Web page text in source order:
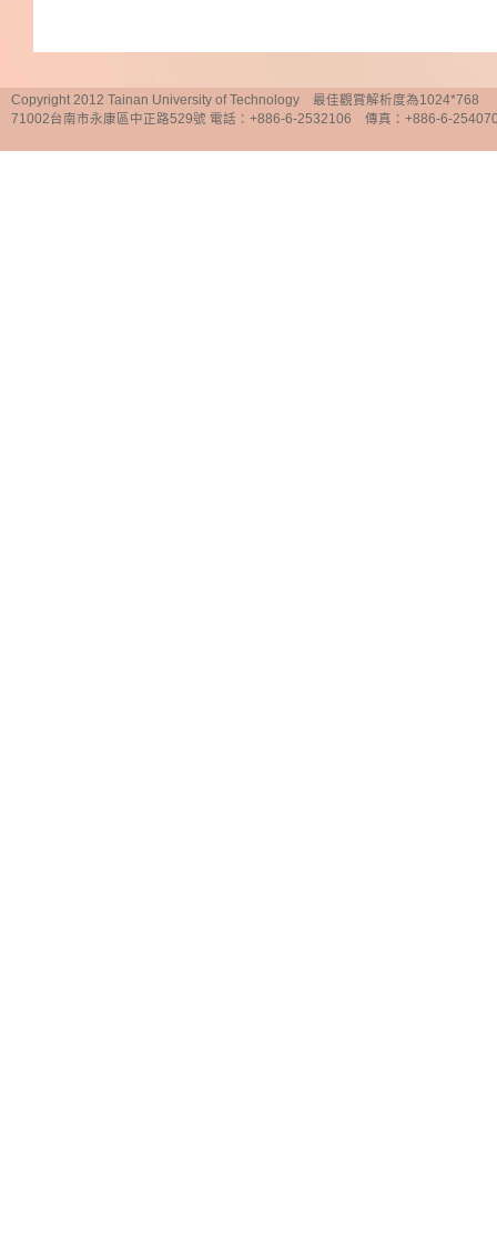
Copyright 2012 Tainan University of Technology 最佳觀賞解析度為1024*768
71002台南市永康區中正路529號 電話：+886-6-2532106 傳真：+886-6-